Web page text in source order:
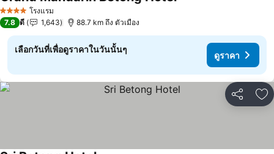
4 ดาว โรงแรม
ดูราคา
7.8 ดี 1,643 88.7 km ถึง ตัวเมือง
เลือกวันที่เพื่อดูราคาในวันนั้นๆ
ดูราคา
แชร์ เ